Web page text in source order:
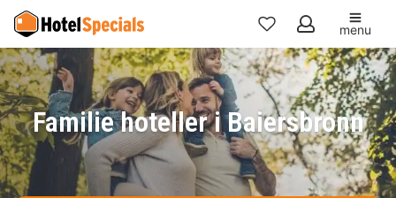
Mine
favoritter
menu
Familie hoteller i Baiersbronn